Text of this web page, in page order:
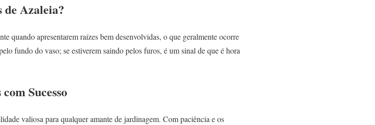
Azaleia?
quando apresentarem raízes bem desenvolvidas, o que geralmente ocorre
fundo do vaso; se estiverem saindo pelos furos, é um sinal de que é hora
Sucesso
valiosa para qualquer amante de jardinagem. Com paciência e os